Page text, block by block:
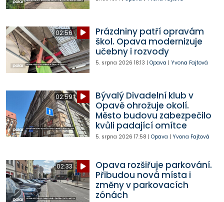
02:56
Prázdniny patří opravám
škol. Opava modernizuje
učebny i rozvody
5. srpna 2026 18:13 | Opava | Yvona Fajtová
02:59
Bývalý Divadelní klub v
Opavě ohrožuje okolí.
Město budovu zabezpečilo
kvůli padající omítce
5. srpna 2026 17:58 | Opava | Yvona Fajtová
02:33
Opava rozšiřuje parkování.
Přibudou nová místa i
změny v parkovacích
zónách